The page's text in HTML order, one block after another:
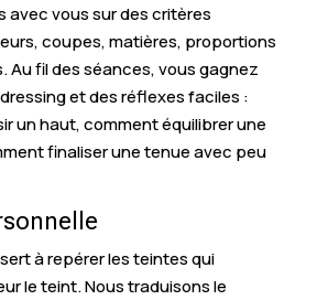
avec vous sur des critères
coupes, matières, proportions
Au fil des séances, vous gagnez
et des réflexes faciles :
un haut, comment équilibrer une
finaliser une tenue avec peu
à repérer les teintes qui
le teint. Nous traduisons le